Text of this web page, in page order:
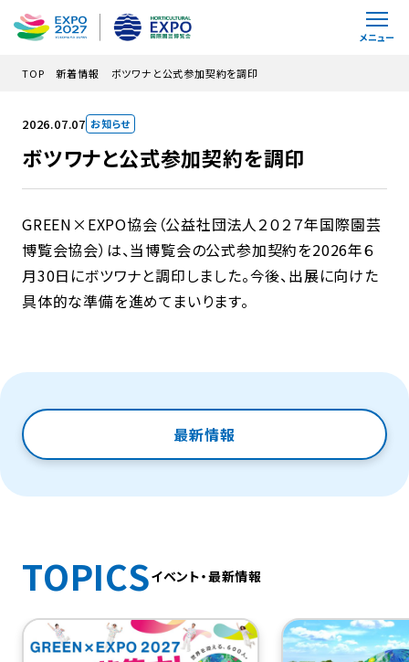
メインコンテンツにスキップ
メニュー
TOP 新着情報 ボツワナと公式参加契約を調印
2026.07.07 お知らせ
ボツワナと公式参加契約を調印
GREEN×EXPO協会（公益社団法人２０２７年国際園芸
博覧会協会）は、当博覧会の公式参加契約を2026年６
月30日にボツワナと調印しました。今後、出展に向けた
具体的な準備を進めてまいります。
最新情報
TOPICSイベント・最新情報
（新規タブで開きま